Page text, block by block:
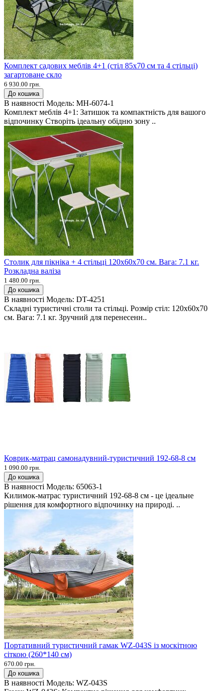
Комплект садових меблів 4+1 (стіл 85х70 см та 4 стільці)
загартоване скло
6 930.00 грн.
До кошика
В наявності Модель: MH-6074-1
Комплект меблів 4+1: Затишок та компактність для вашого
відпочинку Створіть ідеальну обідню зону ..
Столик для пікніка + 4 стільці 120х60х70 см. Вага: 7.1 кг.
Розкладна валіза
1 480.00 грн.
До кошика
В наявності Модель: DT-4251
Складні туристичні столи та стільці. Розмір стіл: 120х60х70
см. Вага: 7.1 кг. Зручний для перенесенн..
Коврик-матрац самонадувний-туристичний 192-68-8 см
1 090.00 грн.
До кошика
В наявності Модель: 65063-1
Килимок-матрас туристичний 192-68-8 см - це ідеальне
рішення для комфортного відпочинку на природі. ..
Портативний туристичний гамак WZ-043S із москітною
сіткою (260*140 см)
670.00 грн.
До кошика
В наявності Модель: WZ-043S